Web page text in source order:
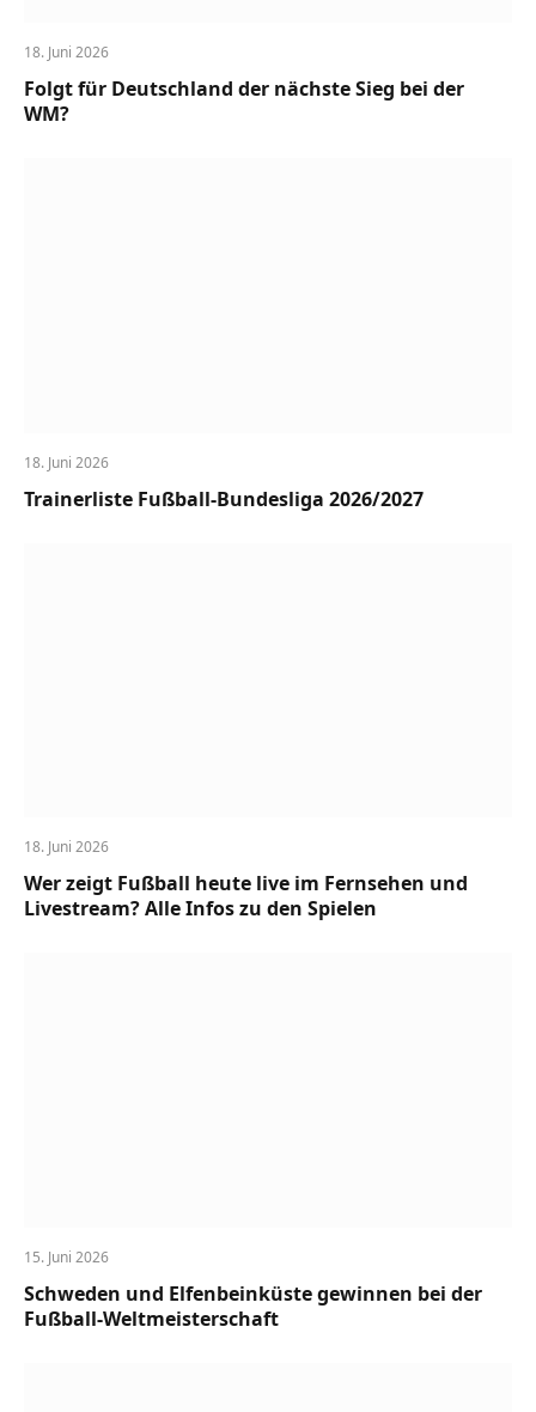
18. Juni 2026
Folgt für Deutschland der nächste Sieg bei der
WM?
18. Juni 2026
Trainerliste Fußball-Bundesliga 2026/2027
18. Juni 2026
Wer zeigt Fußball heute live im Fernsehen und
Livestream? Alle Infos zu den Spielen
15. Juni 2026
Schweden und Elfenbeinküste gewinnen bei der
Fußball-Weltmeisterschaft